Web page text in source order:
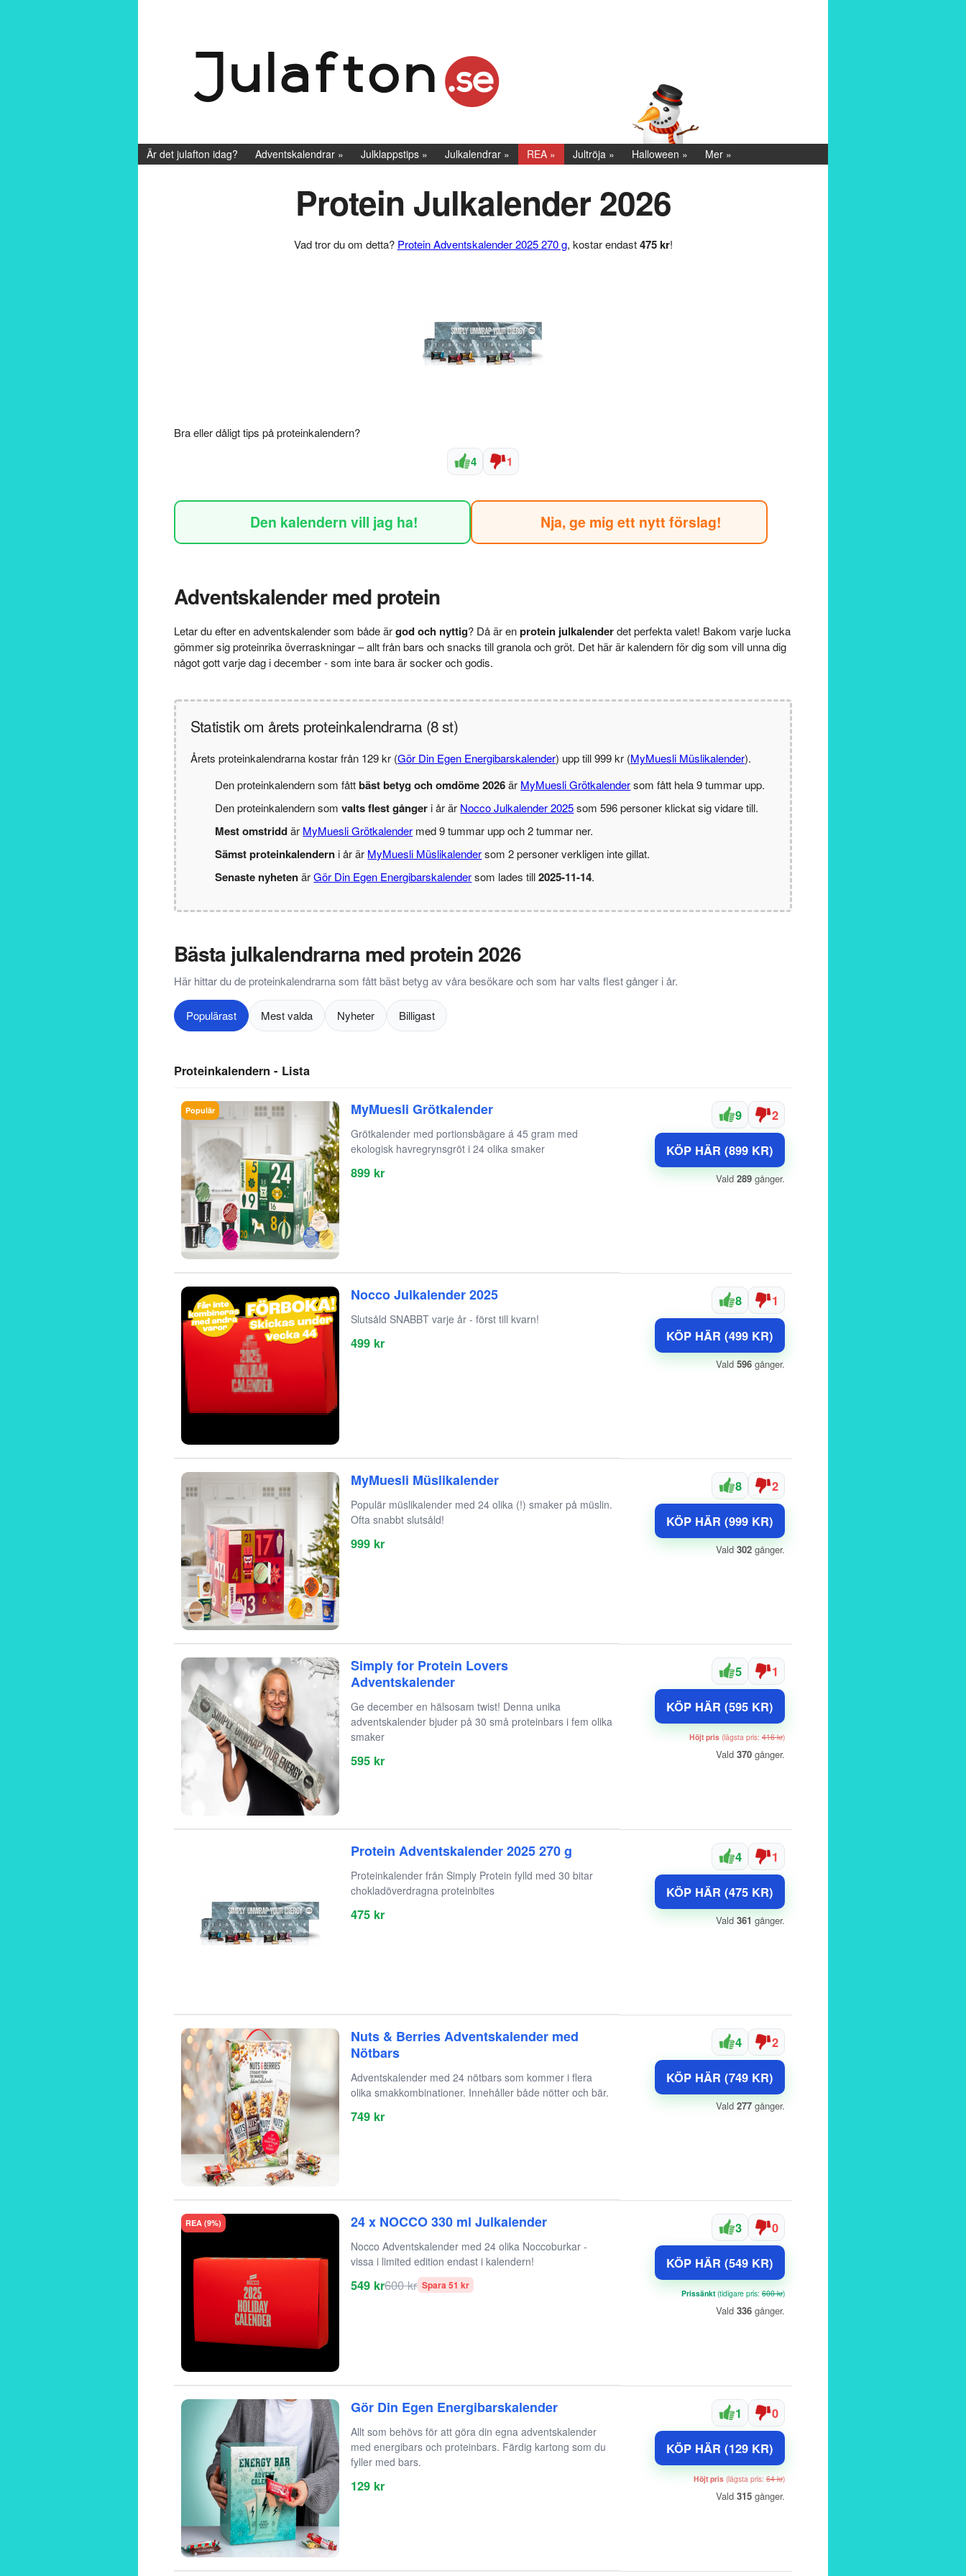
Är det julafton idag? Adventskalendrar Julklappstips Julkalendrar REA Jultröja Halloween Mer
Protein Julkalender 2026
Vad tror du om detta? Protein Adventskalender 2025 270 g, kostar endast475 kr!
Bra eller dåligt tips på proteinkalendern?
4 1
Den kalendern vill jag ha! Nja, ge mig ett nytt förslag!
Adventskalender med protein
Letar du efter en adventskalender som både ärgod och nyttig? Då är enprotein julkalenderdet perfekta valet! Bakom varje lucka
gömmer sig proteinrika överraskningar – allt från bars och snacks till granola och gröt. Det här är kalendern för dig som vill unna dig
något gott varje dag i december - som inte bara är socker och godis.
Statistik om årets proteinkalendrarna (8 st)
Årets proteinkalendrarna kostar från 129 kr (Gör Din Egen Energibarskalender) upp till 999 kr (MyMuesli Müslikalender).
Den proteinkalendern som fåttbäst betyg och omdöme 2026är MyMuesli Grötkalendersom fått hela 9 tummar upp.
Den proteinkalendern somvalts flest gångeri år är Nocco Julkalender 2025som 596 personer klickat sig vidare till.
Mest omstriddär MyMuesli Grötkalender med 9 tummar upp och 2 tummar ner.
Sämst proteinkalenderni år är MyMuesli Müslikalendersom 2 personer verkligen inte gillat.
Senaste nyhetenärGör Din Egen Energibarskalendersom lades till2025-11-14.
Bästa julkalendrarna med protein 2026
Här hittar du de proteinkalendrarna som fått bäst betyg av våra besökare och som har valts flest gånger i år.
Populärast Mest valda Nyheter Billigast
Proteinkalendern - Lista
Populär MyMuesli Grötkalender
Grötkalender med portionsbägare á 45 gram med
ekologisk havregrynsgröt i 24 olika smaker
899 kr
9 2
KÖP HÄR (899 KR)
Vald 289 gånger.
Nocco Julkalender 2025
Slutsåld SNABBT varje år - först till kvarn!
499 kr
8 1
KÖP HÄR (499 KR)
Vald 596 gånger.
MyMuesli Müslikalender
Populär müslikalender med 24 olika (!) smaker på müslin.
Ofta snabbt slutsåld!
999 kr
8 2
KÖP HÄR (999 KR)
Vald 302 gånger.
Simply for Protein Lovers
Adventskalender
Ge december en hälsosam twist! Denna unika
adventskalender bjuder på 30 små proteinbars i fem olika
smaker
595 kr
5 1
KÖP HÄR (595 KR)
Höjt pris (lägsta pris: 416 kr)
Vald 370 gånger.
Protein Adventskalender 2025 270 g
Proteinkalender från Simply Protein fylld med 30 bitar
chokladöverdragna proteinbites
475 kr
4 1
KÖP HÄR (475 KR)
Vald 361 gånger.
Nuts & Berries Adventskalender med
Nötbars
Adventskalender med 24 nötbars som kommer i flera
olika smakkombinationer. Innehåller både nötter och bär.
749 kr
4 2
KÖP HÄR (749 KR)
Vald 277 gånger.
REA (9%) 24 x NOCCO 330 ml Julkalender
Nocco Adventskalender med 24 olika Noccoburkar -
vissa i limited edition endast i kalendern!
549 kr600 kr Spara 51 kr
3 0
KÖP HÄR (549 KR)
Prissänkt(tidigare pris: 600 kr)
Vald 336 gånger.
Gör Din Egen Energibarskalender
Allt som behövs för att göra din egna adventskalender
med energibars och proteinbars. Färdig kartong som du
fyller med bars.
129 kr
1 0
KÖP HÄR (129 KR)
Höjt pris (lägsta pris: 64 kr)
Vald 315 gånger.